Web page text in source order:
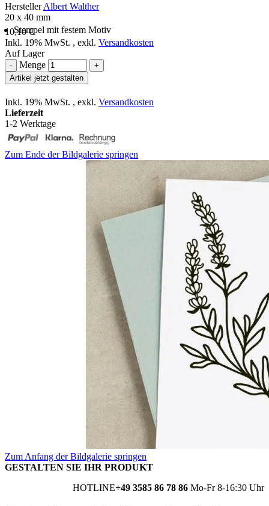
HerstellerAlbert Walther
20 x 40 mm
Stempel mit festem Motiv
10,10 €
Inkl. 19% MwSt. , exkl. Versandkosten
Auf Lager
- Menge
+
Artikel jetzt gestalten
Inkl. 19% MwSt. , exkl. Versandkosten
Lieferzeit
1-2 Werktage
Zum Ende der Bildgalerie springen
Zum Anfang der Bildgalerie springen
GESTALTEN SIE IHR PRODUKT
HOTLINE+49 3585 86 78 86 Mo-Fr 8-16:30 Uhr